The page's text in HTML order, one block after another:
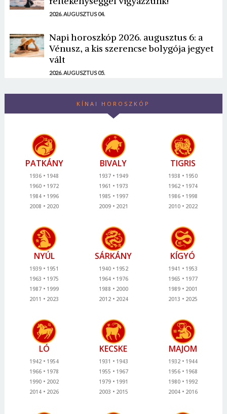
2026. AUGUSZTUS 04.
Napi horoszkóp 2026. augusztus 6: a
Vénusz, a kis szerencse bolygója jegyet
vált
2026. AUGUSZTUS 05.
KÍNAI HOROSZKÓP
PATKÁNY
1936
1948
1960
1972
1984
1996
2008
2020
BIVALY
1937
1949
1961
1973
1985
1997
2009
2021
TIGRIS
1938
1950
1962
1974
1986
1998
2010
2022
NYÚL
1939
1951
1963
1975
1987
1999
2011
2023
SÁRKÁNY
1940
1952
1964
1976
1988
2000
2012
2024
KÍGYÓ
1941
1953
1965
1977
1989
2001
2013
2025
LÓ
1942
1954
1966
1978
1990
2002
2014
2026
KECSKE
1931
1943
1955
1967
1979
1991
2003
2015
MAJOM
1932
1944
1956
1968
1980
1992
2004
2016